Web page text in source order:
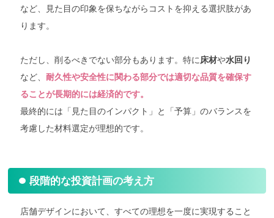
など、見た目の印象を保ちながらコストを抑える選択肢があ
ります。
ただし、削るべきでない部分もあります。特に床材や水回り
など、耐久性や安全性に関わる部分では適切な品質を確保す
ることが長期的には経済的です。
最終的には「見た目のインパクト」と「予算」のバランスを
考慮した材料選定が理想的です。
段階的な投資計画の考え方
店舗デザインにおいて、すべての理想を一度に実現すること